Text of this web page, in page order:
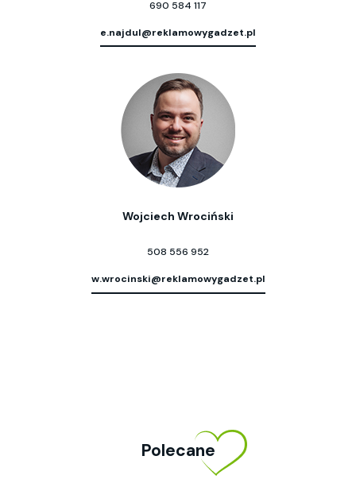
690 584 117
e.najdul@reklamowygadzet.pl
Wojciech Wrociński
508 556 952
w.wrocinski@reklamowygadzet.pl
Polecane